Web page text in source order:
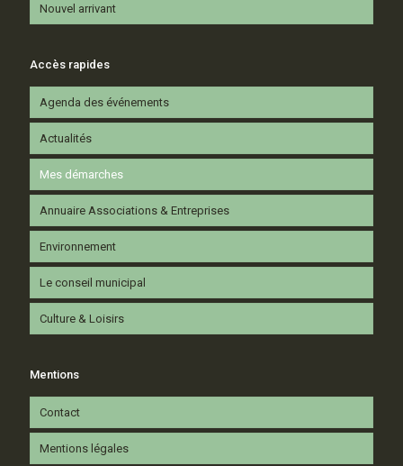
Nouvel arrivant
Accès rapides
Agenda des événements
Actualités
Mes démarches
Annuaire Associations & Entreprises
Environnement
Le conseil municipal
Culture & Loisirs
Mentions
Contact
Mentions légales